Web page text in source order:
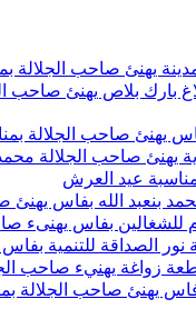
الجلالة بمناسبة الذكرى 27
زلاغ بارك بلاص يهنئ
بمناسبة الذكرى 27
الجلالة محمد السادس
عيد العرش
بنعبد الله بفاس يهنئ
للشغالين بفاس
الصداقة للتنمية
يهنيء صاحب
يهنئ صاحب الجلالة